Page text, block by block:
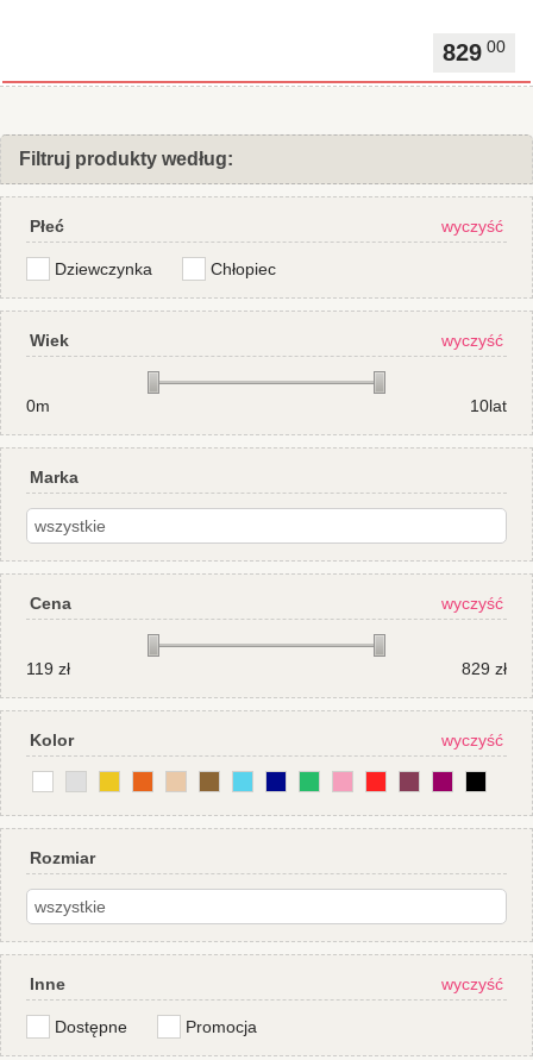
829 00
Filtruj produkty według:
Płeć wyczyść
Dziewczynka Chłopiec
Wiek wyczyść
0m 10lat
Marka
Cena wyczyść
119 zł 829 zł
Kolor wyczyść
Rozmiar
Inne wyczyść
Dostępne Promocja